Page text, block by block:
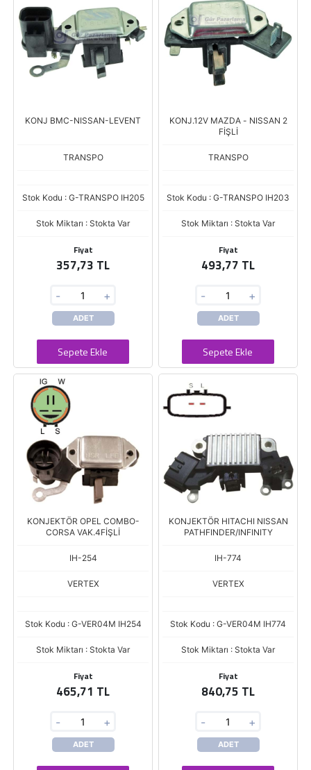
KONJ BMC-NISSAN-LEVENT
TRANSPO
Stok Kodu : G-TRANSPO IH205
Stok Miktarı : Stokta Var
Fiyat
357,73 TL
- +
ADET
Sepete Ekle
KONJ.12V MAZDA - NISSAN 2
FİŞLİ
TRANSPO
Stok Kodu : G-TRANSPO IH203
Stok Miktarı : Stokta Var
Fiyat
493,77 TL
- +
ADET
Sepete Ekle
KONJEKTÖR OPEL COMBO-
CORSA VAK.4FİŞLİ
IH-254
VERTEX
Stok Kodu : G-VER04M IH254
Stok Miktarı : Stokta Var
Fiyat
465,71 TL
- +
ADET
KONJEKTÖR HITACHI NISSAN
PATHFINDER/INFINITY
IH-774
VERTEX
Stok Kodu : G-VER04M IH774
Stok Miktarı : Stokta Var
Fiyat
840,75 TL
- +
ADET